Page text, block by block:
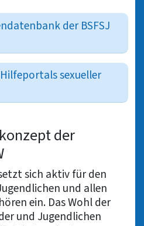
der BSFSJ
sexueller
der
sich aktiv für den
und allen
ein. Das Wohl der
und Jugendlichen